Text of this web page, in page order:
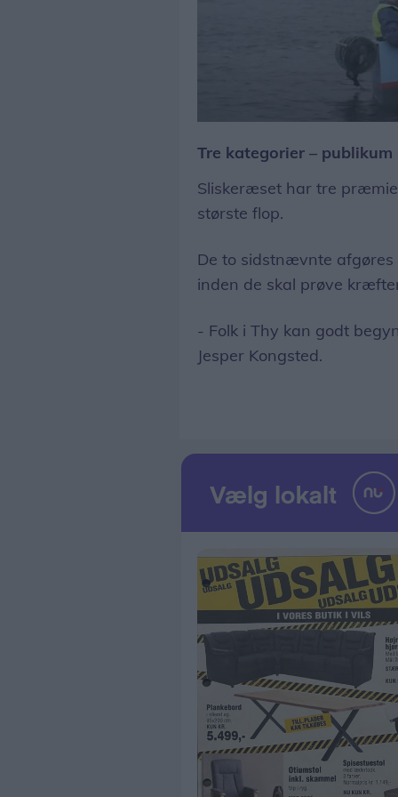
Tre kategorier – publikum
Sliskeræset har tre
største flop.
De to sidstnævnte
inden de skal prøve
- Folk i Thy kan godt
Jesper Kongsted.